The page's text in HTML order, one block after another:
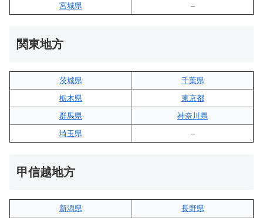
宮城県
–
関東地方
茨城県
千葉県
栃木県
東京都
群馬県
神奈川県
埼玉県
–
甲信越地方
新潟県
長野県